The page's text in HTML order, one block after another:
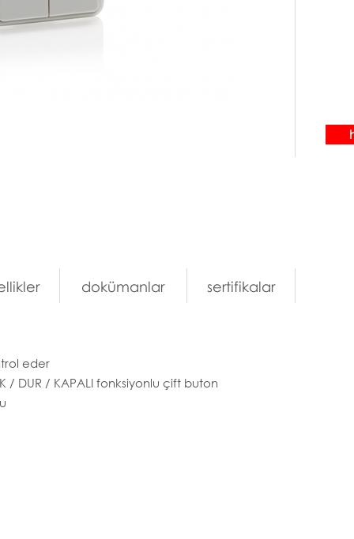
sertifikalar
dokümanlar
eder
/ DUR / KAPALI fonksiyonlu çift buton